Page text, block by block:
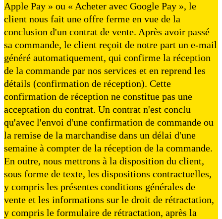
Apple Pay » ou « Acheter avec Google Pay », le
client nous fait une offre ferme en vue de la
conclusion d'un contrat de vente. Après avoir passé
sa commande, le client reçoit de notre part un e-mail
généré automatiquement, qui confirme la réception
de la commande par nos services et en reprend les
détails (confirmation de réception). Cette
confirmation de réception ne constitue pas une
acceptation du contrat. Un contrat n'est conclu
qu'avec l'envoi d'une confirmation de commande ou
la remise de la marchandise dans un délai d'une
semaine à compter de la réception de la commande.
En outre, nous mettrons à la disposition du client,
sous forme de texte, les dispositions contractuelles,
y compris les présentes conditions générales de
vente et les informations sur le droit de rétractation,
y compris le formulaire de rétractation, après la